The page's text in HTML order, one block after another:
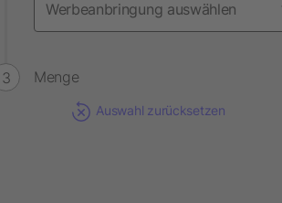
Menge
Auswahl zurücksetzen